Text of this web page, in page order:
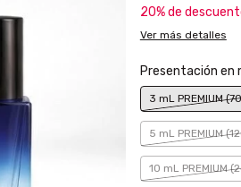
20% de
Ver más detalles
Presentación en
3 mL PREMIUM
5 mL PREMIUM
10 mL PREMIUM